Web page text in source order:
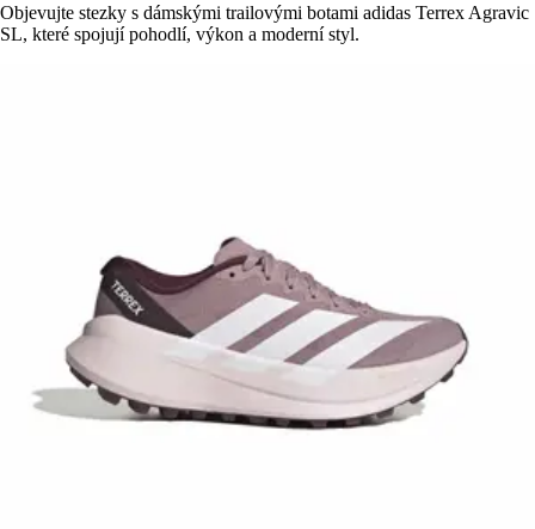
Objevujte stezky s dámskými trailovými botami adidas Terrex Agravic
SL, které spojují pohodlí, výkon a moderní styl.